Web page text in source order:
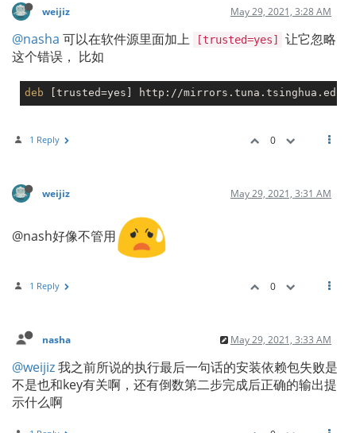
weijiz May 29, 2021, 3:28 AM
@nasha 可以在软件源里面加上 [trusted=yes]
让它忽略
这个错误， 比如
deb [trusted=yes
1 Reply 0
weijiz May 29, 2021, 3:31 AM
@nash好像不管用
1 Reply 0
nasha May 29, 2021, 3:33 AM
@weijiz我之前所说的执行最后一句话的安装依赖包失败是
不是也和key有关啊，还有倒数第二步完成后正确的输出提
示什么啊